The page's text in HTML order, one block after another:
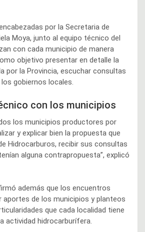
por la Secretaria de
Moya, junto al equipo técnico del
con cada municipio de manera
objetivo presentar en detalle la
por la Provincia, escuchar consultas
gobiernos locales.
con los municipios
los municipios productores por
y explicar bien la propuesta que
Hidrocarburos, recibir sus consultas
alguna contrapropuesta”, explicó
además que los encuentros
aportes de los municipios y planteos
que cada localidad tiene
actividad hidrocarburífera.